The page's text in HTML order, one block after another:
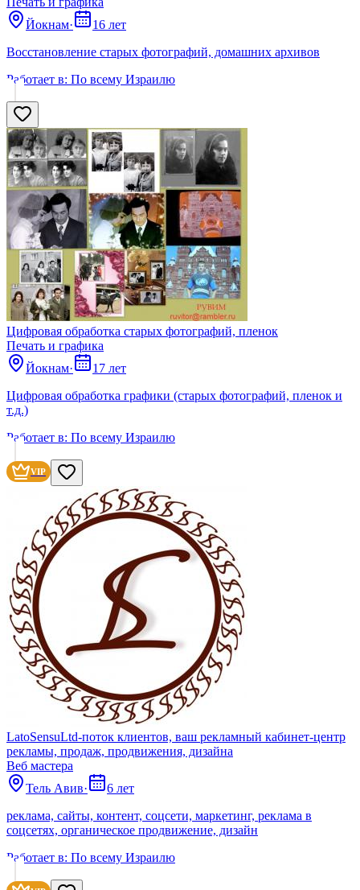
Йокнам·
16 лет
Восстановление старых фотографий, домашних архивов
Работает в: По всему Израилю
Цифровая обработка старых фотографий, пленок
Печать и графика
Йокнам·
17 лет
Цифровая обработка графики (старых фотографий, пленок и
т.д.)
Работает в: По всему Израилю
VIP
LatoSensuLtd-поток клиентов, ваш рекламный кабинет-центр
рекламы, продаж, продвижения, дизайна
Веб мастера
Тель Авив·
6 лет
реклама, сайты, контент, соцсети, маркетинг, реклама в
соцсетях, органическое продвижение, дизайн
Работает в: По всему Израилю